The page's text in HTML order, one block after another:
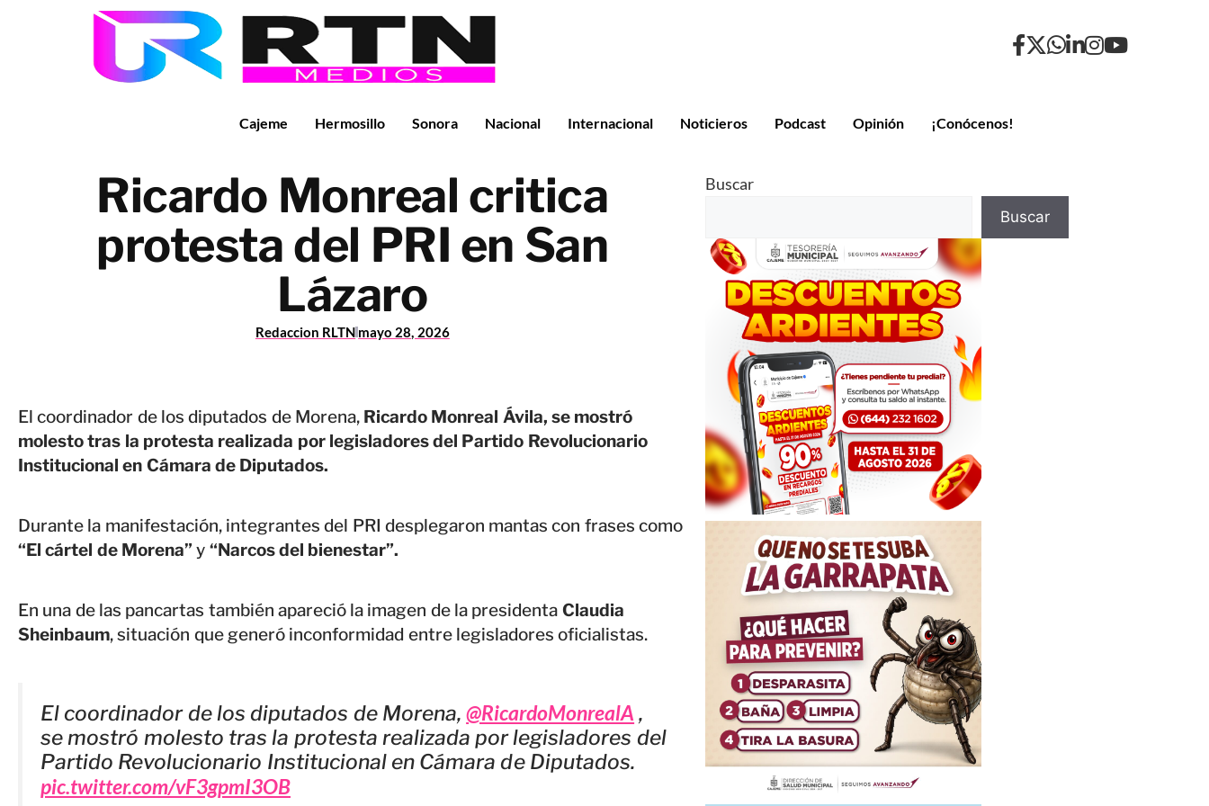
Cajeme Hermosillo Sonora Nacional Internacional Noticieros Podcast Opinión ¡Conócenos!
Ricardo Monreal critica
protesta del PRI en San
Lázaro
Redaccion RLTN mayo 28, 2026
El coordinador de los diputados de Morena, Ricardo Monreal Ávila, se mostró
molesto tras la protesta realizada por legisladores del Partido Revolucionario
Institucional en Cámara de Diputados.
Durante la manifestación, integrantes del PRI desplegaron mantas con frases como
“El cártel de Morena” y “Narcos del bienestar”.
En una de las pancartas también apareció la imagen de la presidenta Claudia
Sheinbaum, situación que generó inconformidad entre legisladores oficialistas.
El coordinador de los diputados de Morena,@RicardoMonrealA ,
se mostró molesto tras la protesta realizada por legisladores del
Partido Revolucionario Institucional en Cámara de Diputados.
pic.twitter.com/vF3gpmI3OB
Buscar
Buscar